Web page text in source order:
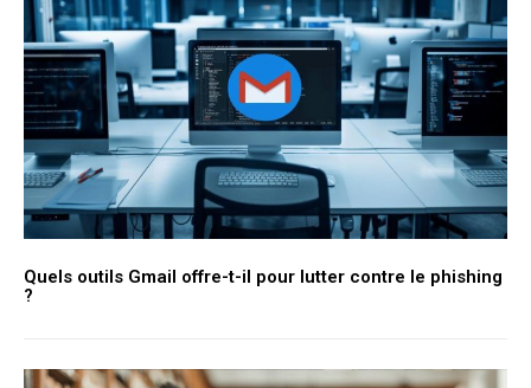
Quels outils Gmail offre-t-il pour lutter contre le phishing
?